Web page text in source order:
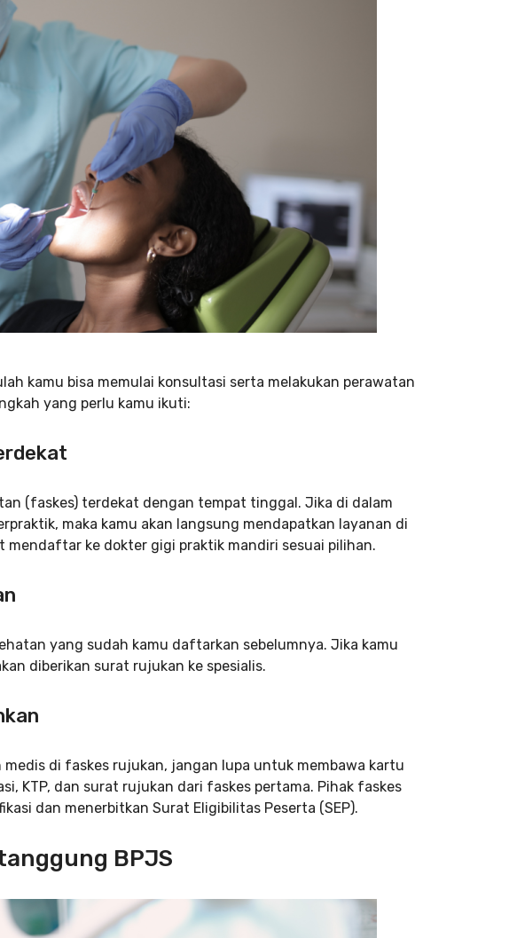
kamu bisa memulai konsultasi serta melakukan perawatan
yang perlu kamu ikuti:
(faskes) terdekat dengan tempat tinggal. Jika di dalam
maka kamu akan langsung mendapatkan layanan di
mendaftar ke dokter gigi praktik mandiri sesuai pilihan.
yang sudah kamu daftarkan sebelumnya. Jika kamu
diberikan surat rujukan ke spesialis.
di faskes rujukan, jangan lupa untuk membawa kartu
KTP, dan surat rujukan dari faskes pertama. Pihak faskes
dan menerbitkan Surat Eligibilitas Peserta (SEP).
BPJS